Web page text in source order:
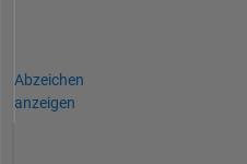
Abzeichen
anzeigen